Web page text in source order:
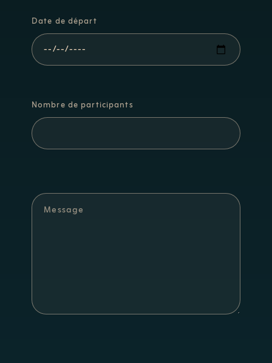
Date de départ
Nombre de participants